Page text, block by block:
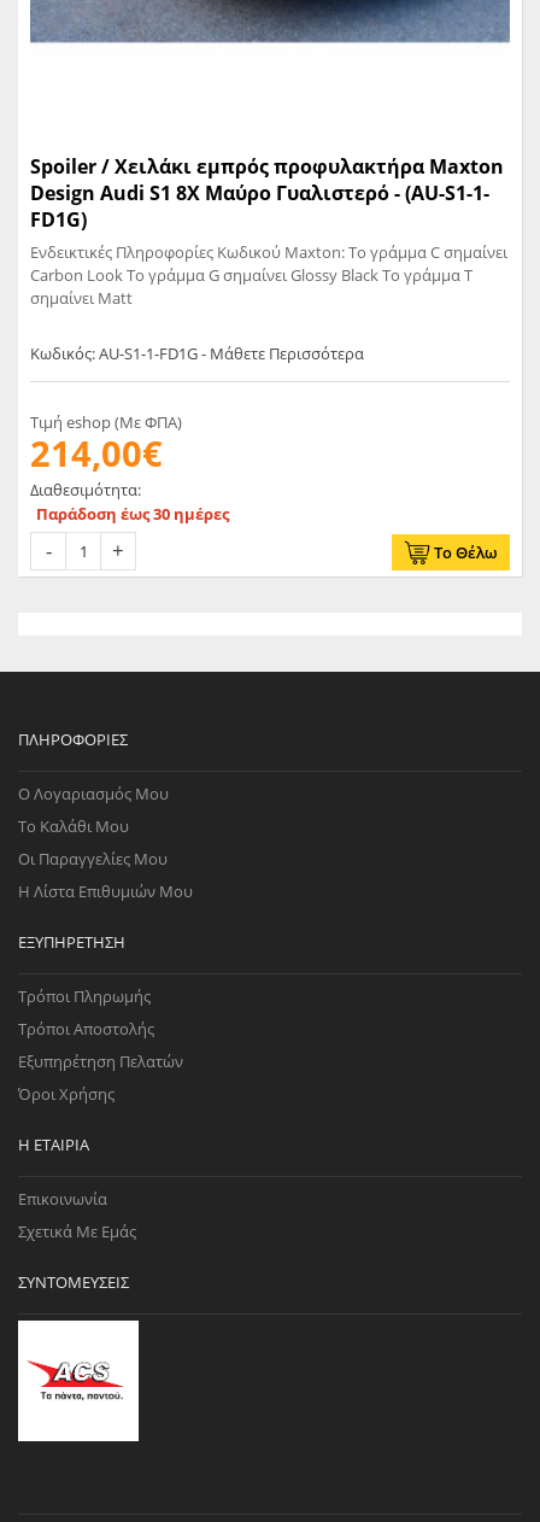
Spoiler / Χειλάκι εμπρός προφυλακτήρα Maxton
Design Audi S1 8X Μαύρο Γυαλιστερό - (AU-S1-1-
FD1G)
Ενδεικτικές Πληροφορίες Κωδικού Maxton: Το γράμμα C σημαίνει
Carbon Look Το γράμμα G σημαίνει Glossy Black Το γράμμα T
σημαίνει Matt
Κωδικός: AU-S1-1-FD1G - Μάθετε Περισσότερα
Τιμή eshop (Με ΦΠΑ)
214,00€
Διαθεσιμότητα:
Παράδοση έως 30 ημέρες
Το Θέλω
ΠΛΗΡΟΦΟΡΊΕΣ
Ο Λογαριασμός Μου
Το Καλάθι Μου
Οι Παραγγελίες Μου
Η Λίστα Επιθυμιών Μου
ΕΞΥΠΗΡΈΤΗΣΗ
Τρόποι Πληρωμής
Τρόποι Αποστολής
Εξυπηρέτηση Πελατών
Όροι Χρήσης
Η ΕΤΑΙΡΊΑ
Επικοινωνία
Σχετικά Με Εμάς
ΣΥΝΤΟΜΕΎΣΕΙΣ